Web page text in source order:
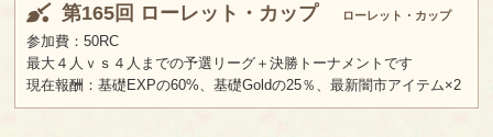
第165回 ローレット・カップ ローレット・カップ
参加費：50RC
最大４人ｖｓ４人までの予選リーグ＋決勝トーナメントです
現在報酬：基礎EXPの60%、基礎Goldの25％、最新闇市アイテム×2